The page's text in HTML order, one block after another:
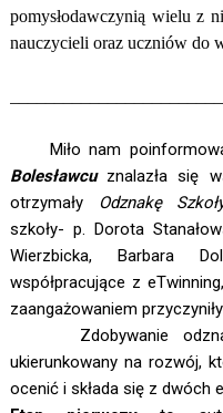
pomysłodawczynią wielu z
nauczycieli oraz uczniów do
Miło nam
Bolesławcuznalazła się
otrzymały
Odznakę
szkoły- p. Dorota
Wierzbicka, Barbara
współpracujące z
zaangażowaniem
Zdobywanie
ukierunkowany na rozwój,
ocenić i składa się z dwóch